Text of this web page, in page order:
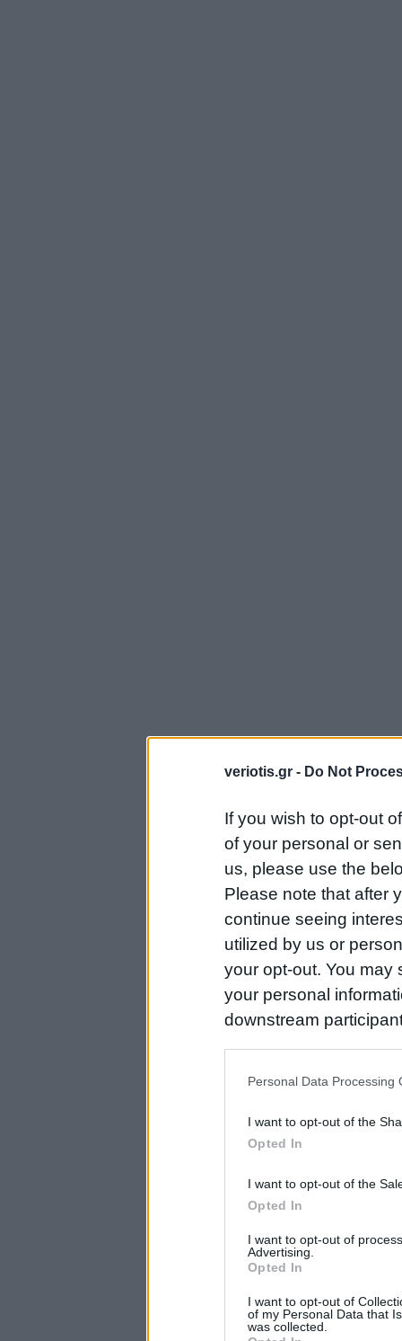
veriotis.gr - Do Not
If you wish to opt-out
of your personal or
us, please use the
Please note that after
continue seeing
utilized by us or
your opt-out. You may
your personal
downstream
us to third parties on
Personal Data Processing
I want to opt-out of the
Opted In
I want to opt-out of the
Opted In
I want to opt-out of
Advertising.
Opted In
I want to opt-out of
of my Personal Data that
was collected.